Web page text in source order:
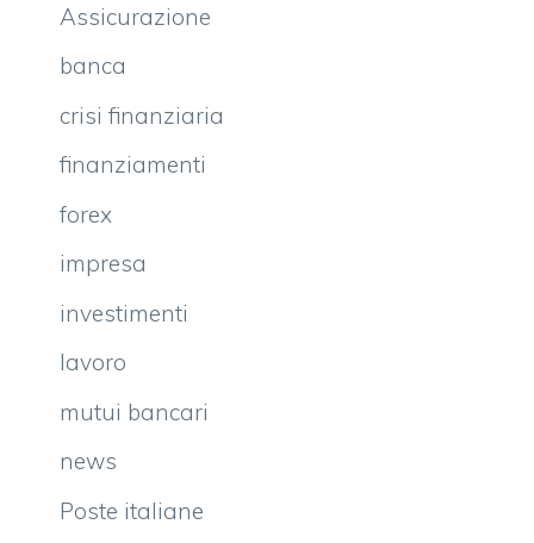
Assicurazione
banca
crisi finanziaria
finanziamenti
forex
impresa
investimenti
lavoro
mutui bancari
news
Poste italiane